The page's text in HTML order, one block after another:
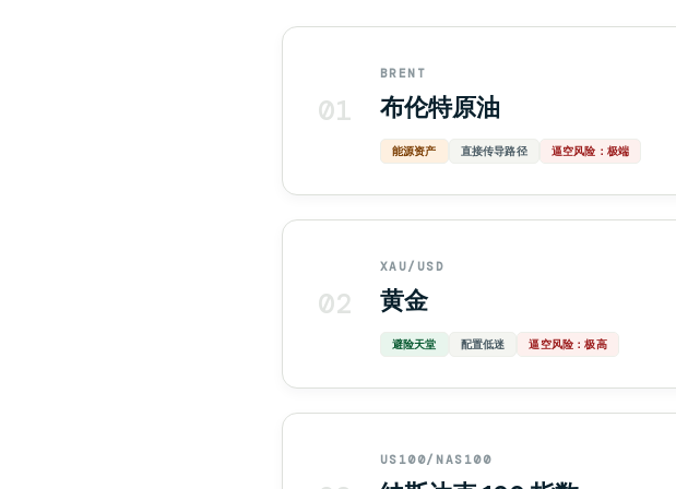
01
BRENT
布伦特原油
能源资产 直接传导路径 逼空风险：极端
02
XAU/USD
黄金
避险天堂 配置低迷 逼空风险：极高
US100/NAS100